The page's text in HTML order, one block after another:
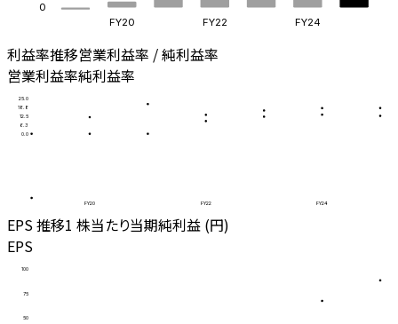
0
FY20 FY22 FY24
利益率推移営業利益率 / 純利益率
営業利益率純利益率
0.0
6.3
12.5
18.8
25.0
FY20 FY22 FY24
EPS 推移1 株当たり当期純利益 (円)
EPS
50
75
100